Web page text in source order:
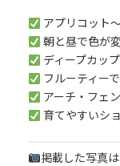
アプリコット
朝と昼で色が
ディープカッ
フルーティー
アーチ・フェ
育てやすいシ
掲載した写真